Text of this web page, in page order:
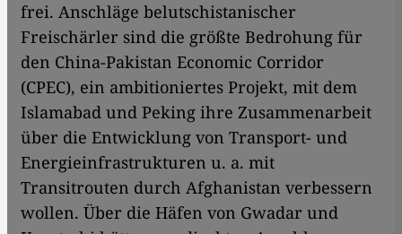
frei. Anschläge belutschistanischer
Freischärler sind die größte Bedrohung für
den China-Pakistan Economic Corridor
(CPEC), ein ambitioniertes Projekt, mit dem
Islamabad und Peking ihre Zusammenarbeit
über die Entwicklung von Transport- und
Energieinfrastrukturen u. a. mit
Transitrouten durch Afghanistan verbessern
wollen. Über die Häfen von Gwadar und